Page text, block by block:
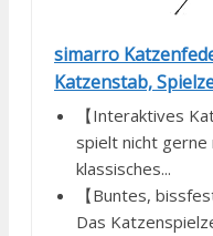
simarro
Katzenstab,
【Interaktives
spielt nicht gerne
klassisches...
【Buntes,
Das